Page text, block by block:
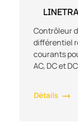
Contrôleur
différentiel
courants
AC, DC et
Détails